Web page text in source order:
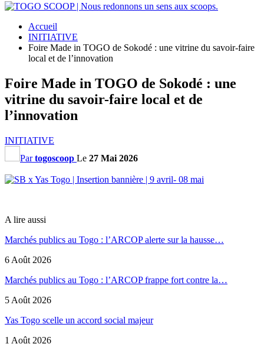
Accueil
INITIATIVE
Foire Made in TOGO de Sokodé : une vitrine du savoir-faire
local et de l’innovation
Foire Made in TOGO de Sokodé : une
vitrine du savoir-faire local et de
l’innovation
INITIATIVE
Partogoscoop Le 27 Mai 2026
A lire aussi
Marchés publics au Togo : l’ARCOP alerte sur la hausse…
6 Août 2026
Marchés publics au Togo : l’ARCOP frappe fort contre la…
5 Août 2026
Yas Togo scelle un accord social majeur
1 Août 2026